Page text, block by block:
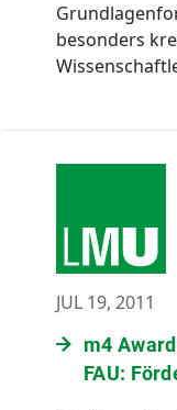
besonders
JUL 19, 2011
m4
FAU: